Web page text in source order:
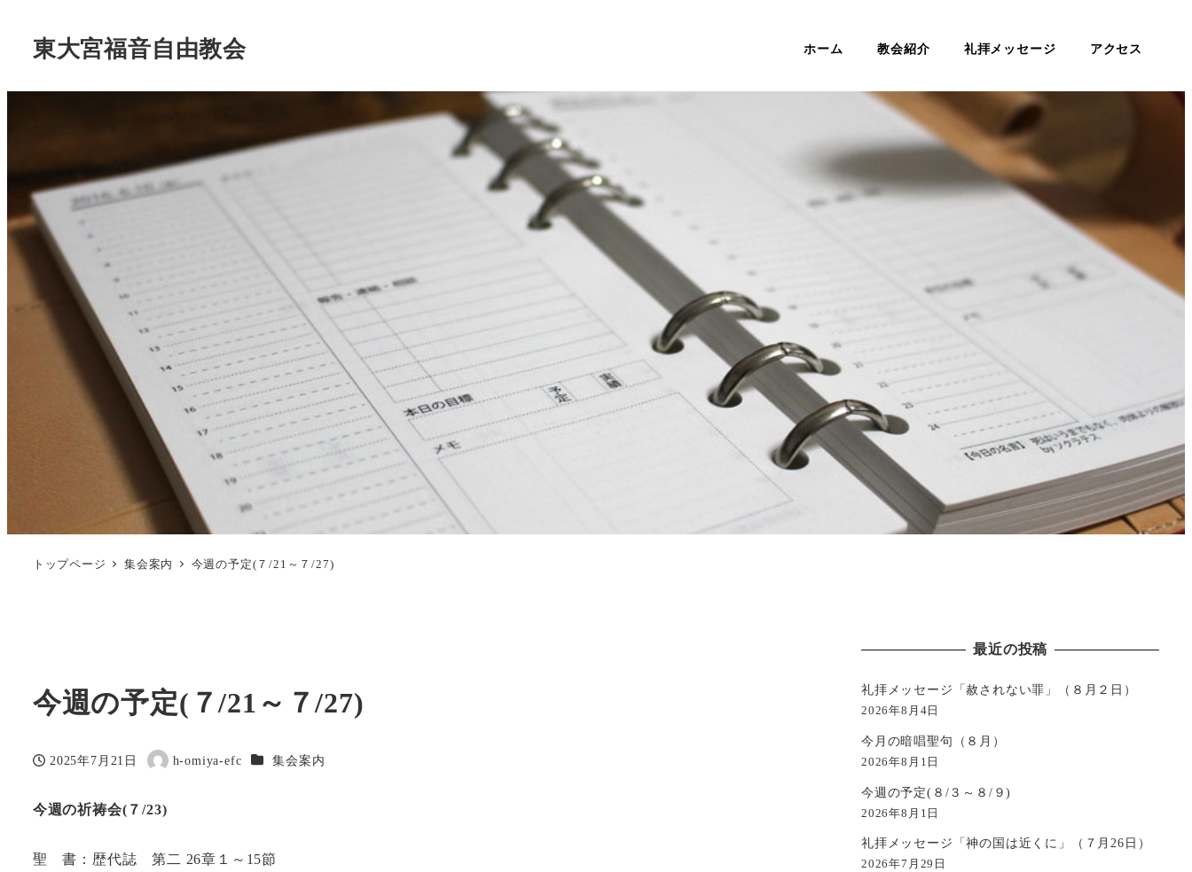
東大宮福音自由教会 ホーム 教会紹介 礼拝メッセージ アクセス
トップページ 集会案内 今週の予定(７/21～７/27)
今週の予定(７/21～７/27)
投稿日
2025年7月21日
著
h-omiya-efc カテゴリー
集会案内
今週の祈祷会(７/23)
聖 書：歴代誌 第二 26章１～15節
最近の投稿
礼拝メッセージ「赦されない罪」（８月２日）
2026年8月4日
今月の暗唱聖句（８月）
2026年8月1日
今週の予定(８/３～８/９)
2026年8月1日
礼拝メッセージ「神の国は近くに」（７月26日）
2026年7月29日